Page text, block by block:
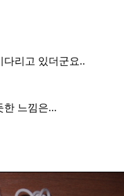
다리고 있더군요..
한 느낌은...